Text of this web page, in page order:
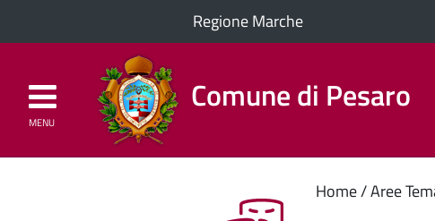
Regione Marche
Comune di Pesaro
MENU
Home Aree